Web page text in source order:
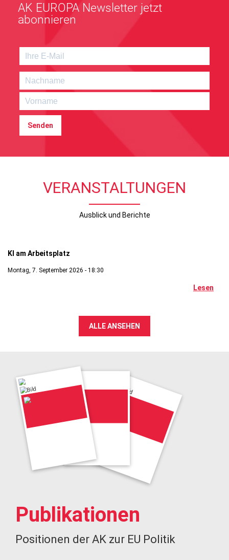
AK EUROPA Newsletter jetzt
abonnieren
Senden
VERANSTALTUNGEN
Ausblick und Berichte
KI am Arbeitsplatz
Montag, 7. September 2026 - 18:30
Lesen
ALLE ANSEHEN
Publikationen
Positionen der AK zur EU Politik